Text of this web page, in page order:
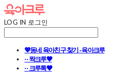
LOG IN 로그인
💖동네 육아친구 찾기 - 육아크루
· · 짝크루🧡
· · 크루톡🧡